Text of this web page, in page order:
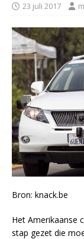
23 juli 2017
Bron: knack.be
Het Amerikaanse
stap gezet die